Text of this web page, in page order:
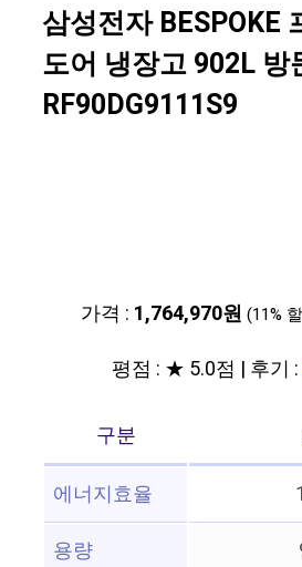
삼성전자 BESPOKE
도어 냉장고 902L 방
RF90DG9111S9
가격 : 1,764,970원 (11%
평점 : ★ 5.0점 | 후기 :
구분
에너지효율
용량